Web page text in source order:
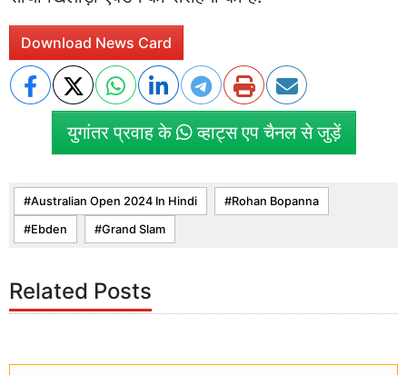
Download News Card
युगांतर प्रवाह के व्हाट्स एप चैनल से जुड़ें
Australian Open 2024 In Hindi Rohan Bopanna
Ebden Grand Slam
Related Posts